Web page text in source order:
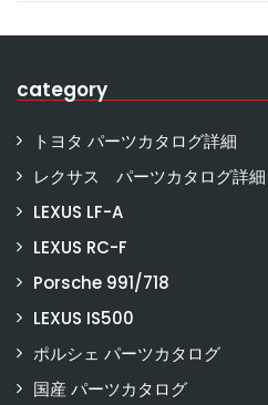
category
トヨタ パーツカタログ詳細
レクサス パーツカタログ詳細
LEXUS LF-A
LEXUS RC-F
Porsche 991/718
LEXUS IS500
ポルシェ パーツカタログ
国産 パーツカタログ